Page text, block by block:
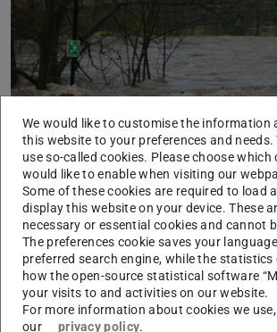
Wie umgehen mit den sich häufenden
Naturkatastrophen? Prof. Dr. Nicolai
geschrieben über “Kalkulierte Gefahren.
Naturkatastrophen und Vorsorge seit
darin, wie wichtig das Vorsorge- und
Sicherheitsversprechen gegen
We would like to customise the information
this website to your preferences and needs.
use so-called cookies. Please choose which
would like to enable when visiting our
Some of these cookies are required to load
display this website on your device. These
necessary or essential cookies and cannot
The preferences cookie saves your
preferred search engine, while the
how the open-source statistical software
your visits to and activities on our website.
For more information about cookies we
our
privacy policy.